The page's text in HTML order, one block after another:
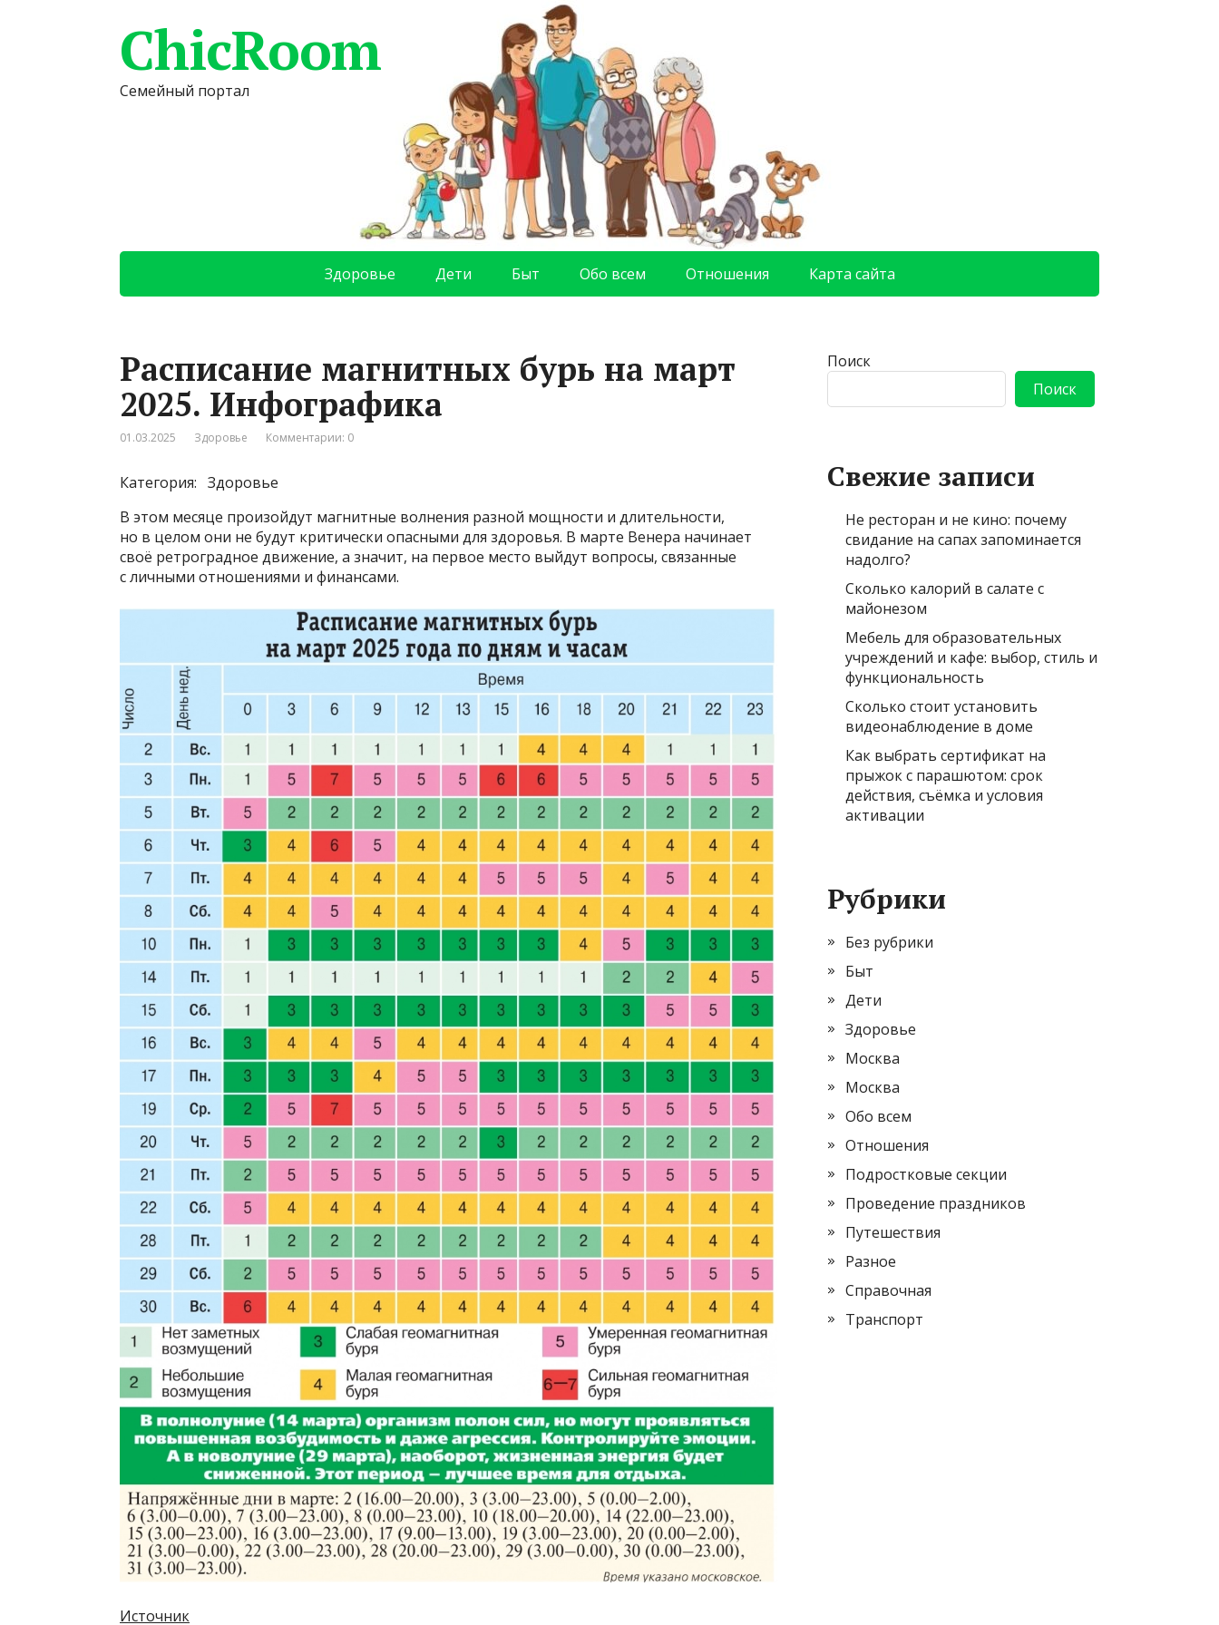
ChicRoom
Семейный портал
Здоровье Дети Быт Обо всем Отношения Карта сайта
Расписание магнитных бурь на март
2025. Инфографика
01.03.2025 Здоровье Комментарии: 0
Категория: Здоровье
В этом месяце произойдут магнитные волнения разной мощности и длительности,
но в целом они не будут критически опасными для здоровья. В марте Венера начинает
своё ретроградное движение, а значит, на первое место выйдут вопросы, связанные
с личными отношениями и финансами.
Источник
Поиск
Поиск
Свежие записи
Не ресторан и не кино: почему
свидание на сапах запоминается
надолго?
Сколько калорий в салате с
майонезом
Мебель для образовательных
учреждений и кафе: выбор, стиль и
функциональность
Сколько стоит установить
видеонаблюдение в доме
Как выбрать сертификат на
прыжок с парашютом: срок
действия, съёмка и условия
активации
Рубрики
Без рубрики
Быт
Дети
Здоровье
Москва
Москва
Обо всем
Отношения
Подростковые секции
Проведение праздников
Путешествия
Разное
Справочная
Транспорт